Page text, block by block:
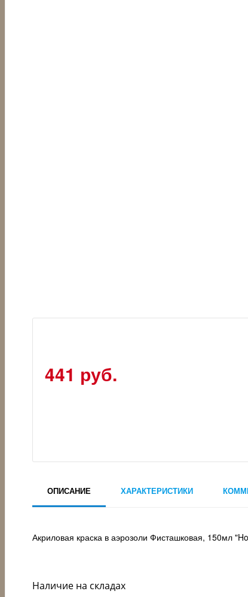
441 руб.
ОПИСАНИЕ ХАРАКТЕРИСТИКИ
Акриловая краска в аэрозоли Фисташковая, 150мл
Наличие на складах